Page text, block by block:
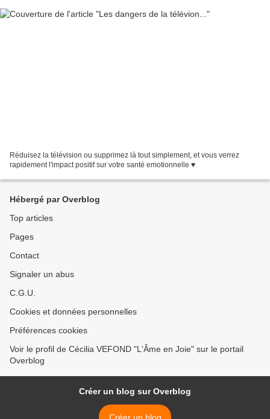
Réduisez la télévision ou supprimez là tout simplement, et vous verrez
rapidement l'impact positif sur votre santé emotionnelle ♥
Hébergé par Overblog
Top articles
Pages
Contact
Signaler un abus
C.G.U.
Cookies et données personnelles
Préférences cookies
Voir le profil de Cécilia VEFOND "L'Âme en Joie" sur le portail
Overblog
Créer un blog sur Overblog